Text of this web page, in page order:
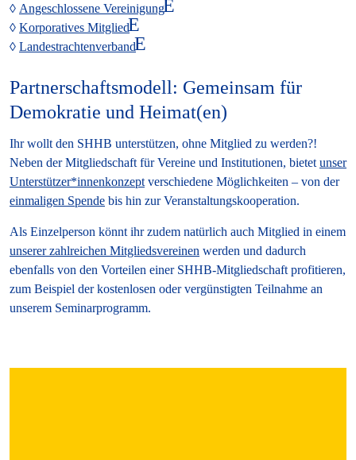
Angeschlossene Vereinigung
Korporatives Mitglied
Landestrachtenverband
Partnerschaftsmodell: Gemeinsam für
Demokratie und Heimat(en)
Ihr wollt den SHHB unterstützen, ohne Mitglied zu werden?!
Neben der Mitgliedschaft für Vereine und Institutionen, bietet unser
Unterstützer*innenkonzept verschiedene Möglichkeiten – von der
einmaligen Spende bis hin zur Veranstaltungskooperation.
Als Einzelperson könnt ihr zudem natürlich auch Mitglied in einem
unserer zahlreichen Mitgliedsvereinen werden und dadurch
ebenfalls von den Vorteilen einer SHHB-Mitgliedschaft profitieren,
zum Beispiel der kostenlosen oder vergünstigten Teilnahme an
unserem Seminarprogramm.